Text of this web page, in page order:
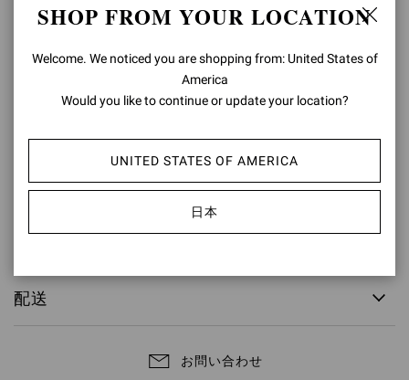
商品の詳細
ー素材で覆われた大ぶりの円形バックルが存在感を放ちます。イ
タリアにてハンドメイドで仕上げました。
モデルコード: V00470.50POR
アイテムID:V00470.50POR.VGIBIAN
配送
お問い合わせ
SHOP FROM YOUR LOCATION
Welcome. We noticed you are shopping from: United States of
America
Would you like to continue or update your location?
UNITED STATES OF AMERICA
日本